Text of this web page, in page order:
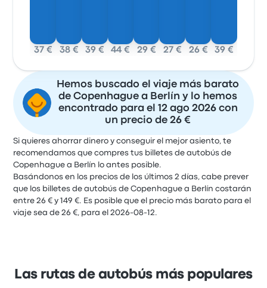
37 € 38 € 39 € 44 € 29 € 27 € 26 € 39 €
Hemos buscado el viaje más barato
de Copenhague a Berlín y lo hemos
encontrado para el 12 ago 2026 con
un precio de 26 €
Si quieres ahorrar dinero y conseguir el mejor asiento, te
recomendamos que compres tus billetes de autobús de
Copenhague a Berlín lo antes posible.
Basándonos en los precios de los últimos 2 días, cabe prever
que los billetes de autobús de Copenhague a Berlín costarán
entre 26 € y 149 €. Es posible que el precio más barato para el
viaje sea de 26 €, para el 2026-08-12.
Las rutas de autobús más populares